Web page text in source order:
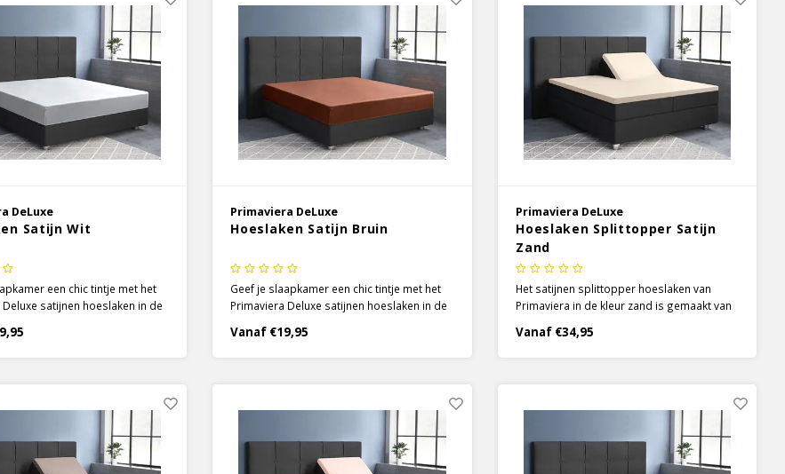
DeLuxe
Satijn Wit
een chic tintje met het
Deluxe satijnen hoeslaken in de
100% katoen, wat door de
een zachte, soepele
Primaviera DeLuxe
Hoeslaken Satijn Bruin
Geef je slaapkamer een chic tintje met het
Primaviera Deluxe satijnen hoeslaken in de
gemaakt van 100% katoen, wat door de
satijnen weeftechniek een zachte, soepele
Vanaf €19,95
Primaviera DeLuxe
Hoeslaken Splittopper Satijn
Zand
Het satijnen splittopper hoeslaken van
Primaviera in de kleur zand is gemaakt van
lang, zodat het hoeslaken moeiteloos
meebeweegt met de individuele
Vanaf €34,95